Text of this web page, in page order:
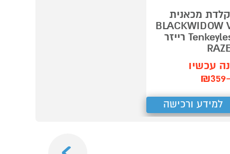
מכאנית
BLACKWIDOW
Tenkeyless רייזר
עכשיו
למידע ורכישה